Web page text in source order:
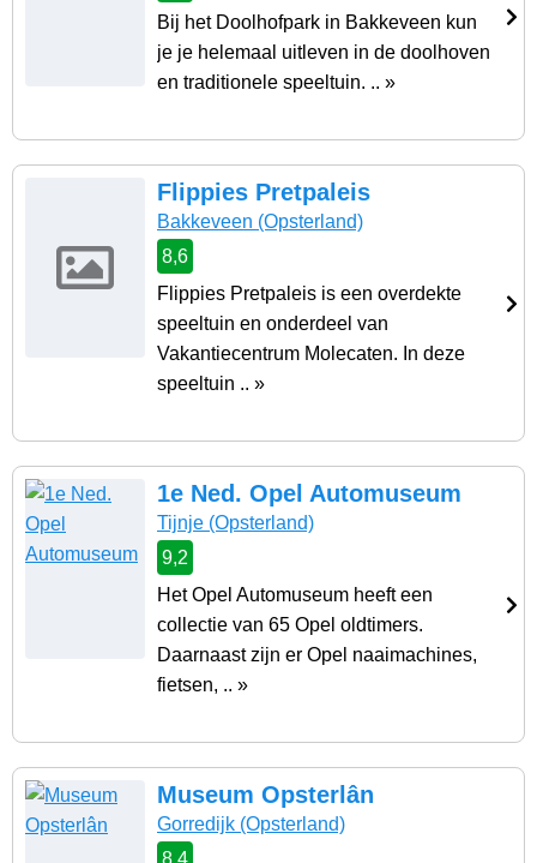
Bij het Doolhofpark in Bakkeveen kun
je je helemaal uitleven in de doolhoven
en traditionele speeltuin. .. »
Flippies Pretpaleis
Bakkeveen (Opsterland)
8,6
Flippies Pretpaleis is een overdekte
speeltuin en onderdeel van
Vakantiecentrum Molecaten. In deze
speeltuin .. »
1e Ned. Opel Automuseum
Tijnje (Opsterland)
9,2
Het Opel Automuseum heeft een
collectie van 65 Opel oldtimers.
Daarnaast zijn er Opel naaimachines,
fietsen, .. »
Museum Opsterlân
Gorredijk (Opsterland)